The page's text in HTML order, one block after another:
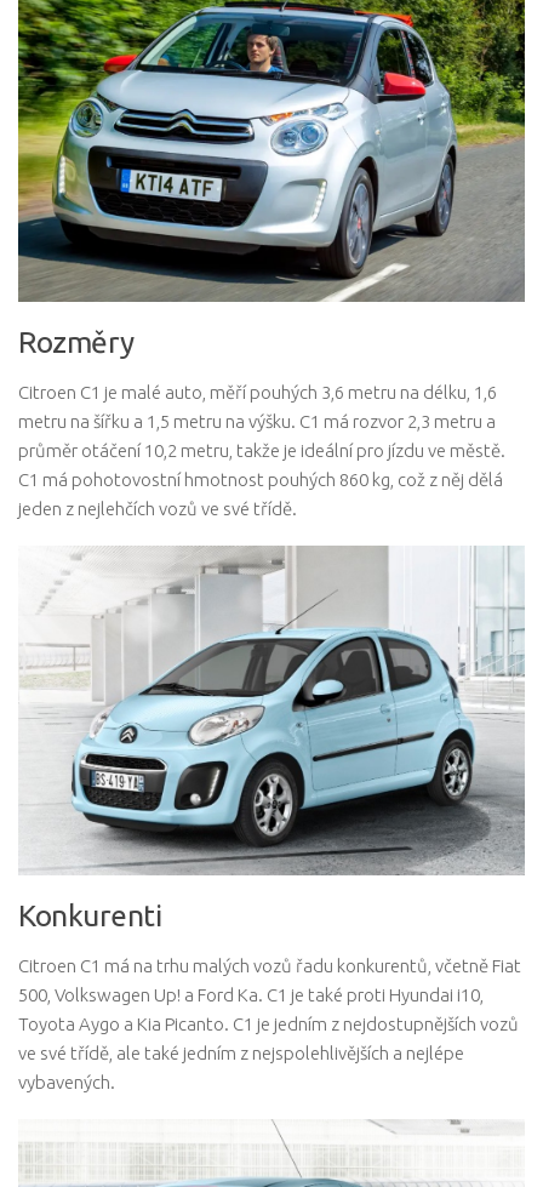
Rozměry
Citroen C1 je malé auto, měří pouhých 3,6 metru na délku, 1,6
metru na šířku a 1,5 metru na výšku. C1 má rozvor 2,3 metru a
průměr otáčení 10,2 metru, takže je ideální pro jízdu ve městě.
C1 má pohotovostní hmotnost pouhých 860 kg, což z něj dělá
jeden z nejlehčích vozů ve své třídě.
Konkurenti
Citroen C1 má na trhu malých vozů řadu konkurentů, včetně Fiat
500, Volkswagen Up! a Ford Ka. C1 je také proti Hyundai i10,
Toyota Aygo a Kia Picanto. C1 je jedním z nejdostupnějších vozů
ve své třídě, ale také jedním z nejspolehlivějších a nejlépe
vybavených.